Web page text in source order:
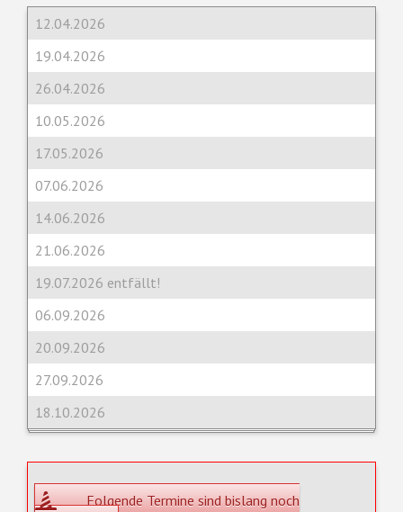
12.04.2026
19.04.2026
26.04.2026
10.05.2026
17.05.2026
07.06.2026
14.06.2026
21.06.2026
19.07.2026 entfällt!
06.09.2026
20.09.2026
27.09.2026
18.10.2026
Folgende Termine sind bislang noch